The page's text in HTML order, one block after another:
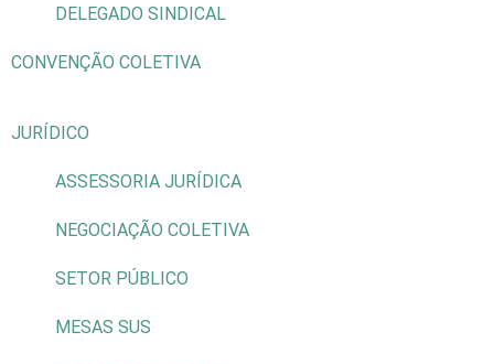
DELEGADO SINDICAL
CONVENÇÃO COLETIVA
JURÍDICO
ASSESSORIA JURÍDICA
NEGOCIAÇÃO COLETIVA
SETOR PÚBLICO
MESAS SUS